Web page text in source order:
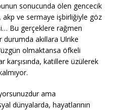
sonucunda ölen gencecik
akp ve sermaye işbirliğiyle göz
Bu gerçeklere rağmen
akıllara Ulrike
olmaktansa öfkeli
karşısında, katillere üzülerek
ama
dünyalarda, hayatlarının